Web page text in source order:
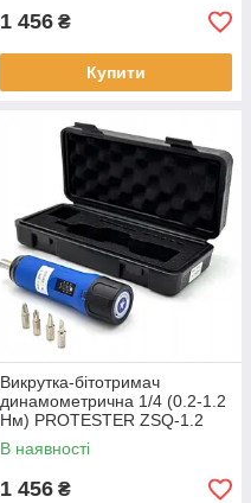
1 456 ₴
Купити
Викрутка-бітотримач
динамометрична 1/4 (0.2-1.2
Нм) PROTESTER ZSQ-1.2
В наявності
1 456 ₴